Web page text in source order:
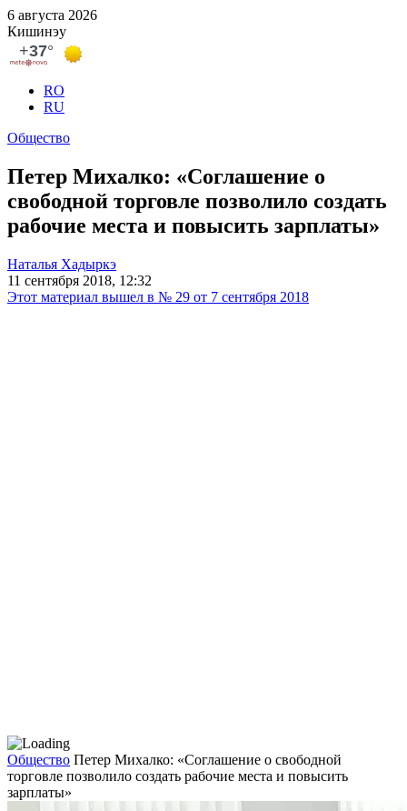
6 августа 2026
Кишинэу
RO
RU
Общество
Петер Михалко: «Соглашение о
свободной торговле позволило создать
рабочие места и повысить зарплаты»
Наталья Хадыркэ
11 сентября 2018, 12:32
Этот материал вышел в № 29 от 7 сентября 2018
Общество Петер Михалко: «Соглашение о свободной
торговле позволило создать рабочие места и повысить
зарплаты»